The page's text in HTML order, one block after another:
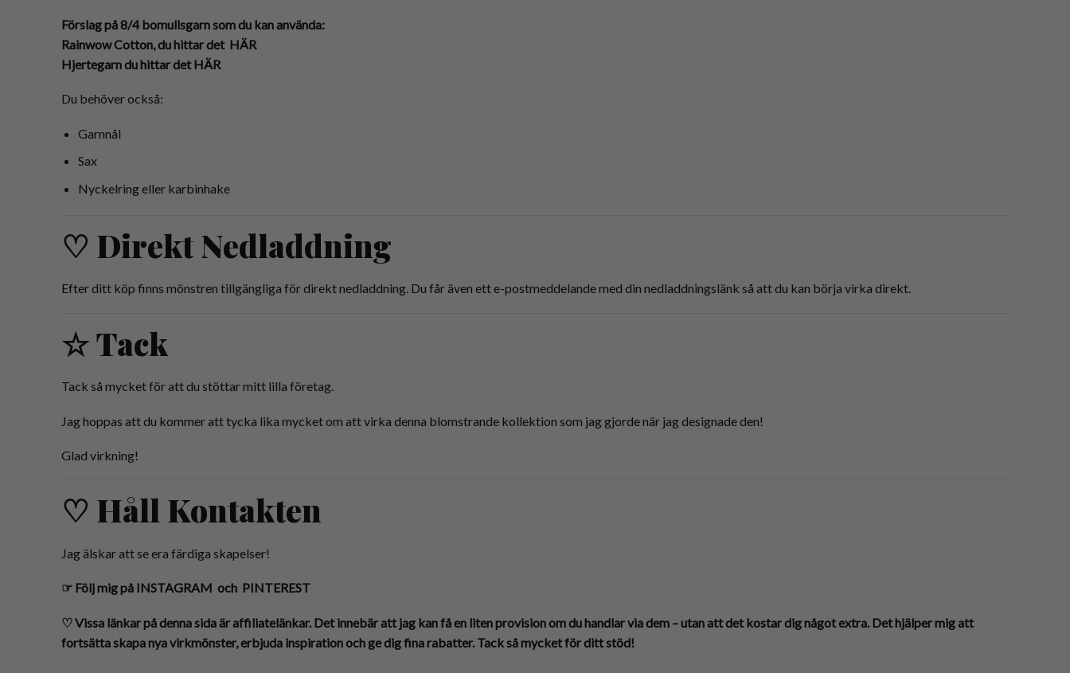
Förslag på 8/4 bomullsgarn som du kan använda:
Rainwow Cotton, du hittar det HÄR
Hjertegarn du hittar detHÄR
Du behöver också:
Garnnål
Sax
Nyckelring eller karbinhake
♡ Direkt Nedladdning
Efter ditt köp finns mönstren tillgängliga för direkt nedladdning. Du får även ett e-postmeddelande med din nedladdningslänk så att du kan börja virka direkt.
☆ Tack
Tack så mycket för att du stöttar mitt lilla företag.
Jag hoppas att du kommer att tycka lika mycket om att virka denna blomstrande kollektion som jag gjorde när jag designade den!
Glad virkning!
♡ Håll Kontakten
Jag älskar att se era färdiga skapelser!
☞ Följ mig på INSTAGRAM och PINTEREST
♡Vissa länkar på denna sida är affiliatelänkar. Det innebär att jag kan få en liten provision om du handlar via dem – utan att det kostar dig något extra. Det hjälper mig att
fortsätta skapa nya virkmönster, erbjuda inspiration och ge dig fina rabatter. Tack så mycket för ditt stöd!